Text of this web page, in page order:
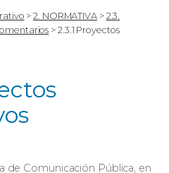
>2. NORMATIVA> 2.3.
> 2.3.1 Proyectos
de Comunicación Pública, en